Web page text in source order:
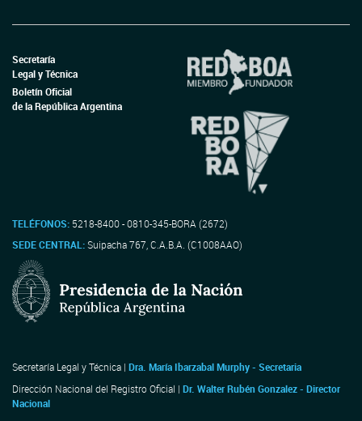
Secretaría
Legal y Técnica
Boletín Oficial
de la República Argentina
TELÉFONOS: 5218-8400 - 0810-345-BORA (2672)
SEDE CENTRAL:Suipacha 767, C.A.B.A. (C1008AAO)
Secretaría Legal y Técnica | Dra. María Ibarzabal Murphy - Secretaria
Dirección Nacional del Registro Oficial | Dr. Walter Rubén Gonzalez - Director
Nacional